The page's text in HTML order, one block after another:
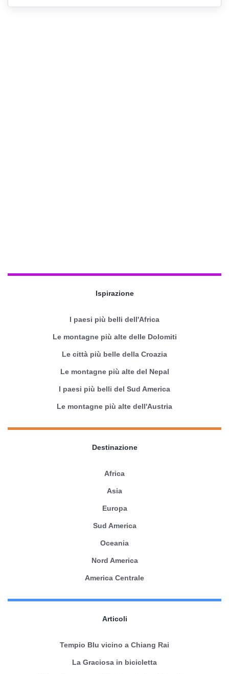
Ispirazione
I paesi più belli dell'Africa
Le montagne più alte delle Dolomiti
Le città più belle della Croazia
Le montagne più alte del Nepal
I paesi più belli del Sud America
Le montagne più alte dell'Austria
Destinazione
Africa
Asia
Europa
Sud America
Oceania
Nord America
America Centrale
Articoli
Tempio Blu vicino a Chiang Rai
La Graciosa in bicicletta